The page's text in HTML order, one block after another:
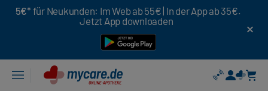
5€* für Neukunden: Im Web ab 55€ | In der App ab 35€.
Jetzt App downloaden